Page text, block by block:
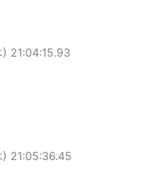
21:04:15.93
21:05:36.45